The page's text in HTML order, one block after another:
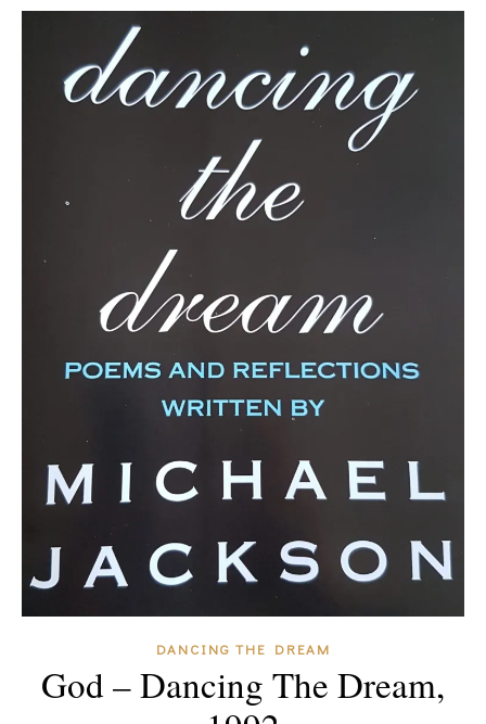
DANCING THE DREAM
God – Dancing The Dream,